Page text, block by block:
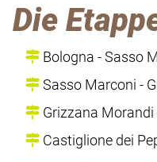
Die
Bologna - Sasso
Sasso Marconi -
Grizzana
Castiglione dei